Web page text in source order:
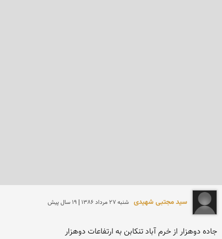
سید مجتبی شهیدی شنبه 27 مرداد 1386 | 19 سال پیش
جاده دوهزار از خرم آباد تنكابن به ارتفاعات دوهزار